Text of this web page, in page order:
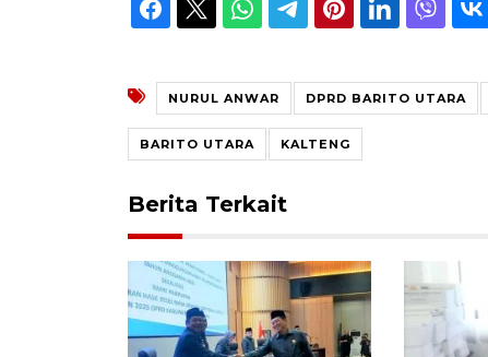
NURUL ANWAR DPRD BARITO UTARA
BARITO UTARA KALTENG
Berita Terkait